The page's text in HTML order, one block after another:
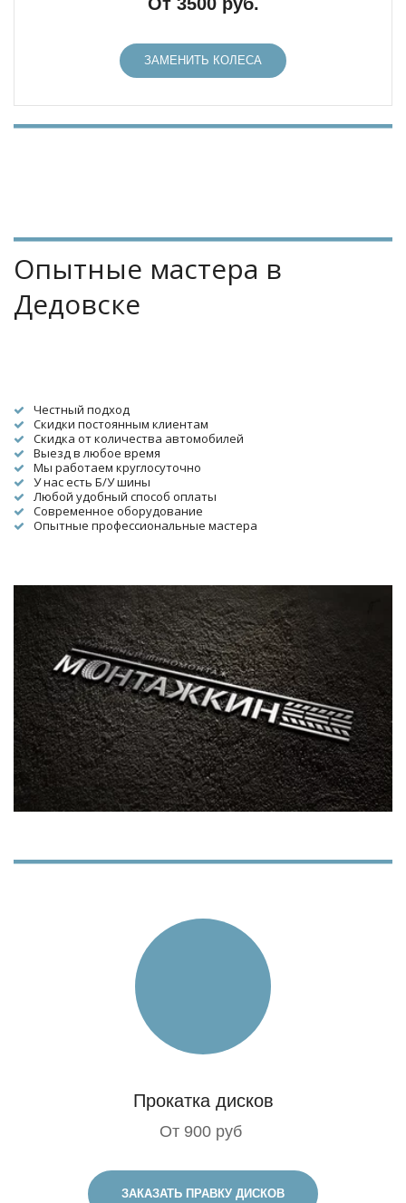
ЗАМЕНИТЬ КОЛЕСА
Опытные мастера в
Дедовске
Честный подход
Скидки постоянным клиентам
Скидка от количества автомобилей
Выезд в любое время
Мы работаем круглосуточно
У нас есть Б/У шины
Любой удобный способ оплаты
Современное оборудование
Опытные профессиональные мастера
Прокатка дисков
От 900 руб
ЗАКАЗАТЬ ПРАВКУ ДИСКОВ